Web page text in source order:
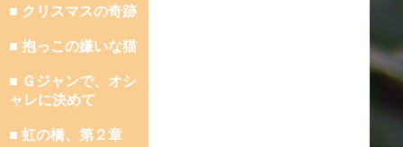
■ クリスマスの奇跡
■ 抱っこの嫌いな猫
■ Ｇジャンで、オシ
ャレに決めて
■ 虹の橋、第２章